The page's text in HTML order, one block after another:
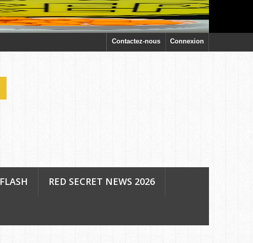
Connexion
Contactez-nous
FLASH RED SECRET NEWS 2026